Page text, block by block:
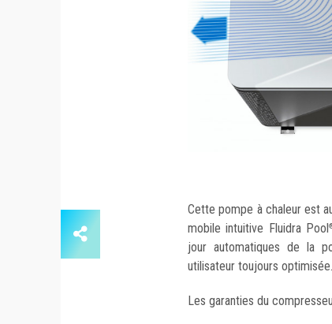
Cette pompe à chaleur est
mobile intuitive Fluidra Pool
jour automatiques de la
utilisateur toujours optimisée.
Les garanties du